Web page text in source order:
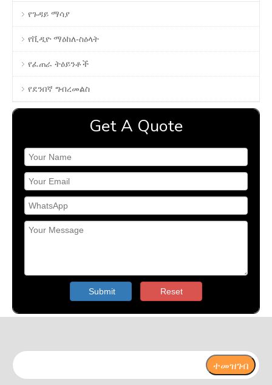
የጉዳይ ማሳያ
የቪዲዮ ማዕከለ-ስዕላት
የፈጠራ ትዕይንቶች
የደንበኛ ግብረመልስ
Get A Quote
Submit Reset
ተመዝገብ